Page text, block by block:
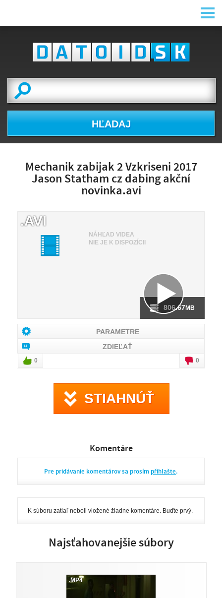
HĽADAJ
Mechanik zabijak 2 Vzkriseni 2017
Jason Statham cz dabing akční
novinka.avi
NÁHĽAD VIDEA
NIE JE K DISPOZÍCII
806.67MB
.AVI
PARAMETRE
ZDIEĽAŤ
0 0
STIAHNÚŤ
Komentáre
Pre pridávanie komentárov sa prosím přihlašte.
K súboru zatiaľ neboli vložené žiadne komentáre. Buďte prvý.
Najsťahovanejšie súbory
.MP4